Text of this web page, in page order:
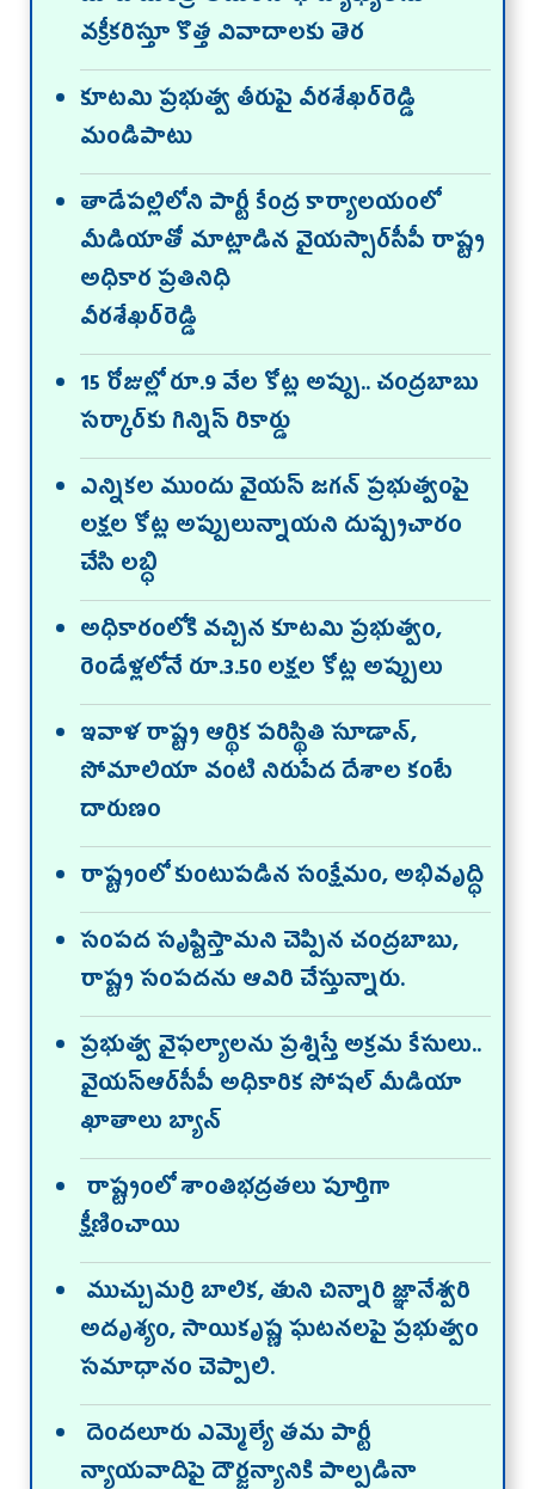
వక్రీకరిస్తూ కొత్త వివాదాలకు తెర
కూటమి ప్రభుత్వ తీరుపై వీరశేఖర్‌రెడ్డి
మండిపాటు
తాడేప‌ల్లిలోని పార్టీ కేంద్ర కార్యాల‌యంలో
మీడియాతో మాట్లాడిన వైయస్సార్‌సీపీ రాష్ట్ర
అధికార ప్రతినిధి
వీరశేఖర్‌రెడ్డి
15 రోజుల్లో రూ.9 వేల కోట్ల అప్పు.. చంద్రబాబు
సర్కార్‌కు గిన్నిస్ రికార్డు
ఎన్నికల ముందు వైయస్ జగన్ ప్రభుత్వంపై
లక్షల కోట్ల అప్పులున్నాయని దుష్ప్రచారం
చేసి ల‌బ్ధి
అధికారంలోకి వచ్చిన కూటమి ప్రభుత్వం,
రెండేళ్లలోనే రూ.3.50 లక్షల కోట్ల అప్పులు
ఇవాళ రాష్ట్ర ఆర్థిక పరిస్థితి సూడాన్,
సోమాలియా వంటి నిరుపేద దేశాల కంటే
దారుణం
రాష్ట్రంలో కుంటుప‌డిన సంక్షేమం, అభివృద్ధి
సంపద సృష్టిస్తామని చెప్పిన చంద్రబాబు,
రాష్ట్ర సంపదను ఆవిరి చేస్తున్నారు.
ప్రభుత్వ వైఫల్యాలను ప్రశ్నిస్తే అక్రమ కేసులు..
వైయ‌స్ఆర్‌సీపీ అధికారిక సోషల్ మీడియా
ఖాతాలు బ్యాన్
రాష్ట్రంలో శాంతిభద్రతలు పూర్తిగా
క్షీణించాయి
ముచ్చుమర్రి బాలిక, తుని చిన్నారి జ్ఞానేశ్వరి
అదృశ్యం, సాయికృష్ణ ఘటనలపై ప్రభుత్వం
సమాధానం చెప్పాలి.
దెందలూరు ఎమ్మెల్యే తమ పార్టీ
న్యాయవాదిపై దౌర్జన్యానికి పాల్పడినా